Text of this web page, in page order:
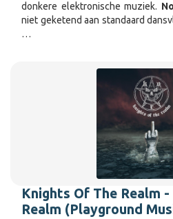
donkere elektronische muziek.
niet geketend aan standaard
…
Knights Of The Realm
Realm (Playground